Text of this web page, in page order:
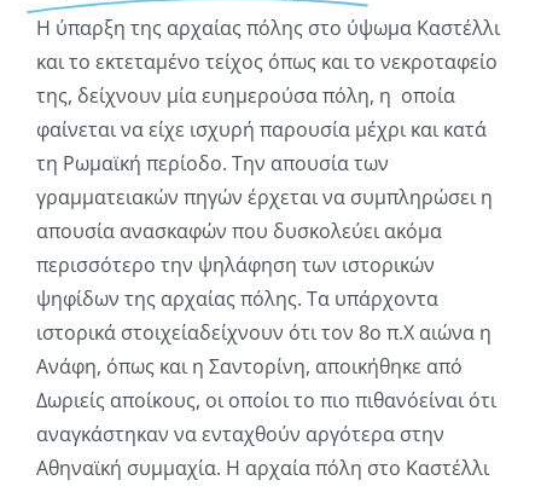
Η ύπαρξη της αρχαίας πόλης στο ύψωμα Καστέλλι
και το εκτεταμένο τείχος όπως και το νεκροταφείο
της, δείχνουν μία ευημερούσα πόλη, η οποία
φαίνεται να είχε ισχυρή παρουσία μέχρι και κατά
τη Ρωμαϊκή περίοδο. Την απουσία των
γραμματειακών πηγών έρχεται να συμπληρώσει η
απουσία ανασκαφών που δυσκολεύει ακόμα
περισσότερο την ψηλάφηση των ιστορικών
ψηφίδων της αρχαίας πόλης. Τα υπάρχοντα
ιστορικά στοιχείαδείχνουν ότι τον 8ο π.Χ αιώνα η
Ανάφη, όπως και η Σαντορίνη, αποικήθηκε από
Δωριείς αποίκους, οι οποίοι το πιο πιθανόείναι ότι
αναγκάστηκαν να ενταχθούν αργότερα στην
Αθηναϊκή συμμαχία. Η αρχαία πόλη στο Καστέλλι